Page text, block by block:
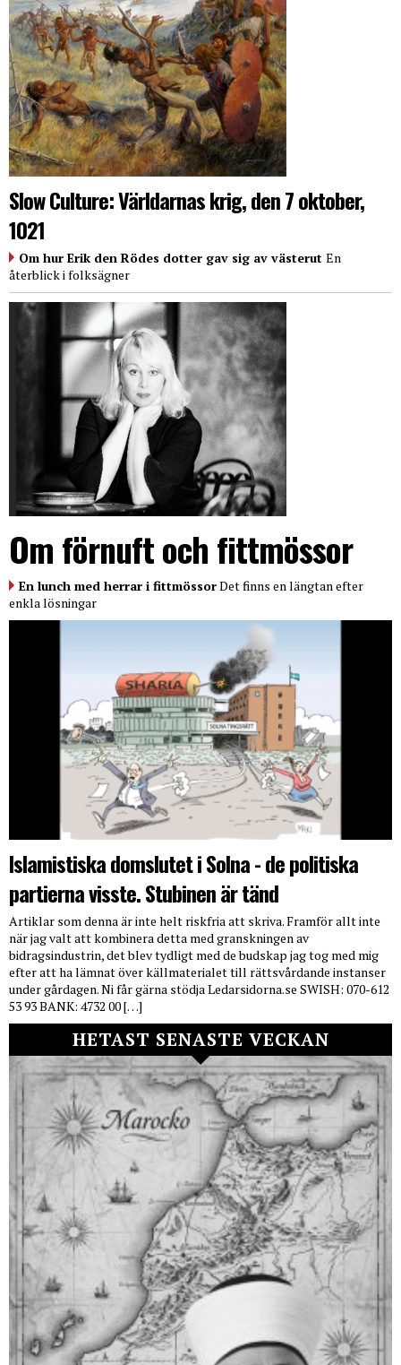
Slow Culture: Världarnas krig, den 7 oktober,
1021
Om hur Erik den Rödes dotter gav sig av västerut En
återblick i folksägner
Om förnuft och fittmössor
En lunch med herrar i fittmössorDet finns en längtan efter
enkla lösningar
Islamistiska domslutet i Solna - de politiska
partierna visste. Stubinen är tänd
Artiklar som denna är inte helt riskfria att skriva. Framför allt inte
när jag valt att kombinera detta med granskningen av
bidragsindustrin, det blev tydligt med de budskap jag tog med mig
efter att ha lämnat över källmaterialet till rättsvårdande instanser
under gårdagen. Ni får gärna stödja Ledarsidorna.se SWISH: 070-612
53 93 BANK: 4732 00 […]
HETAST SENASTE VECKAN